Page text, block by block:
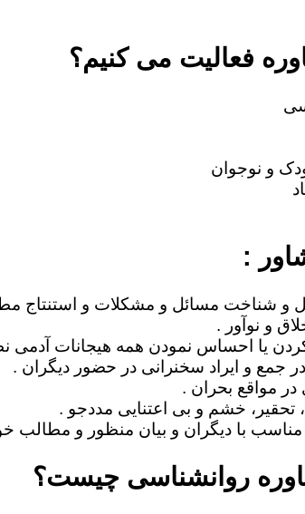
فعالیت می کنیم؟
و نوجوان
:
روانشناسی چیست؟